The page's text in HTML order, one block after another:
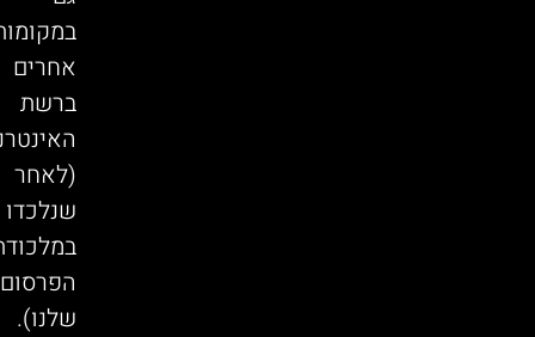
אחרים
ברשת
(לאחר
שנלכדו
הפרסום
שלנו).